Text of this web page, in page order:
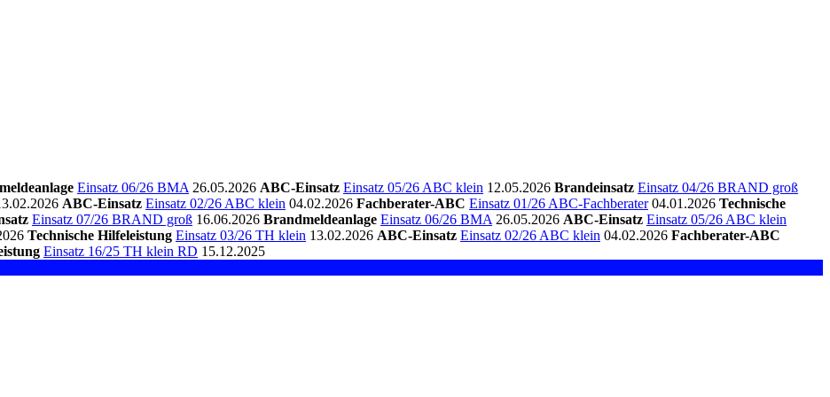
Einsatz 06/26 BMA 26.05.2026 ABC-Einsatz Einsatz 05/26 ABC klein 12.05.2026 Brandeinsatz Einsatz 04/26 BRAND groß
ABC-Einsatz Einsatz 02/26 ABC klein 04.02.2026 Fachberater-ABC Einsatz 01/26 ABC-Fachberater 04.01.2026 Technische
Einsatz 07/26 BRAND groß 16.06.2026 Brandmeldeanlage Einsatz 06/26 BMA 26.05.2026 ABC-Einsatz Einsatz 05/26 ABC klein
Technische Hilfeleistung Einsatz 03/26 TH klein 13.02.2026 ABC-Einsatz Einsatz 02/26 ABC klein 04.02.2026 Fachberater-ABC
Einsatz 16/25 TH klein RD 15.12.2025